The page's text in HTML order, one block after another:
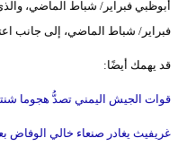
فبراير/ شباط الماضي، إلى جانب اعتبار 2019 عاما
قد يهمك أيضًا:
قوات الجيش اليمني تصدُّ هجوما
غريفيث يغادر صنعاء خالي الوفاض